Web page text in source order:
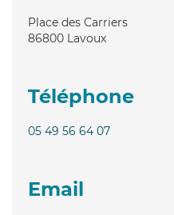
Place des Carriers
86800 Lavoux
Téléphone
05 49 56 64 07
Email